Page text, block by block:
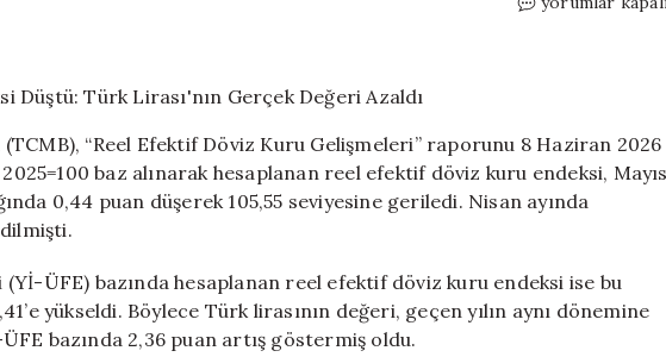
Türk
Lirası’nın
Gerçek
için
“Reel Efektif Döviz Kuru Gelişmeleri” raporunu 8 Haziran 2026
baz alınarak hesaplanan reel efektif döviz kuru endeksi,
0,44 puan düşerek 105,55 seviyesine geriledi. Nisan ayında
ÜFE) bazında hesaplanan reel efektif döviz kuru endeksi ise bu
yükseldi. Böylece Türk lirasının değeri, geçen yılın aynı dönemine
bazında 2,36 puan artış göstermiş oldu.